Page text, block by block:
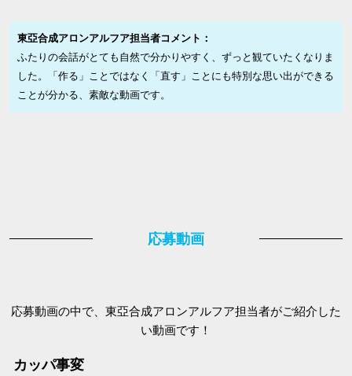
東亞合成アロンアルフア担当者コメント：
ふたりの会話がとても自然で分かりやすく、ずっと観ていたくなりま
した。「作る」ことではなく「直す」ことにも特別な思い出ができる
ことが分かる、素敵な動画です。
応募動画の中で、東亞合成アロンアルフア担当者がご紹介した
い動画です！
カッパ事変